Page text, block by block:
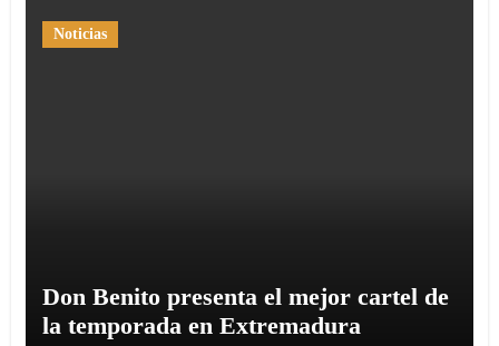
Noticias
Don Benito presenta el mejor cartel de
la temporada en Extremadura